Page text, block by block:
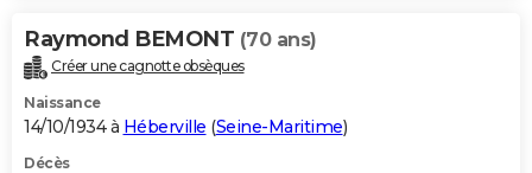
Raymond BEMONT (70 ans)
Créer une cagnotte obsèques
Naissance
14/10/1934 à Héberville (Seine-Maritime)
Décès